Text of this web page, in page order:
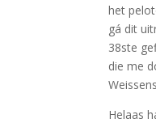
het
gá dit
38ste
die me
Helaas